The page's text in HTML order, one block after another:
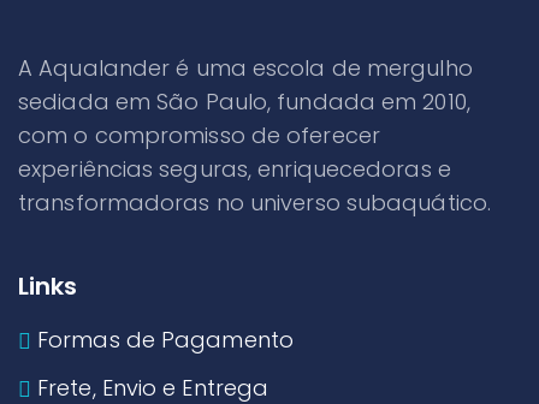
A Aqualander é uma escola de mergulho
sediada em São Paulo, fundada em 2010,
com o compromisso de oferecer
experiências seguras, enriquecedoras e
transformadoras no universo subaquático.
Links
Formas de Pagamento
Frete, Envio e Entrega